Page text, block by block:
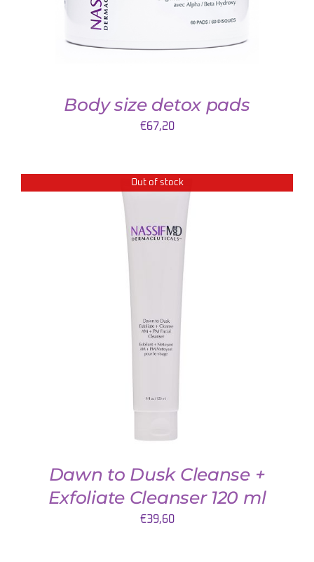
Body size detox pads
€67,20
Out of stock
Dawn to Dusk Cleanse +
Exfoliate Cleanser 120 ml
€39,60